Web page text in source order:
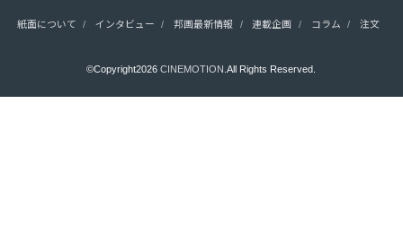
紙面について インタビュー 邦画最新情報 連載企画 コラム 注文
©Copyright2026CINEMOTION .All Rights Reserved.